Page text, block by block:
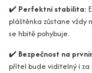
✔️ Perfektní stabilita:
pláštěnka zůstane vždy
se hbitě pohybuje.
✔️ Bezpečnost na
přítel bude viditelný i za